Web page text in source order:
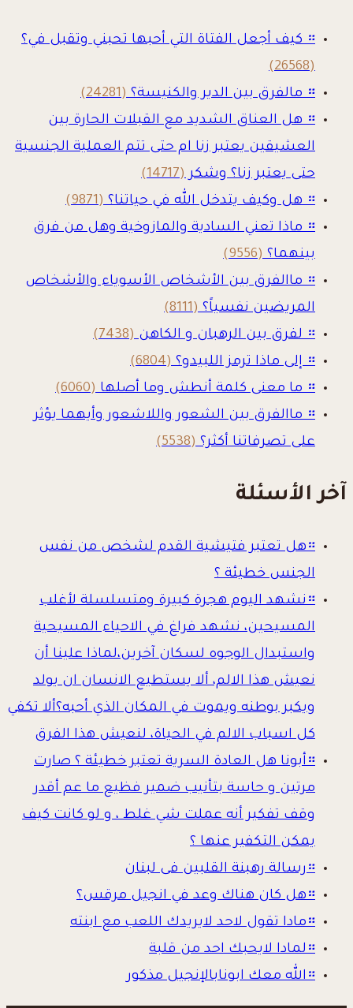
። كيف أجعل الفتاة التي أحبها تحبني وتقبل في؟
(26568)
። مالفرق بين الدير والكنيسة؟(24281)
። هل العناق الشديد مع القبلات الحارة بين
العشيقين يعتبر زنا ام حتى تتم العملية الجنسية
حتى يعتبر زنا؟ وشكر(14717)
። هل وكيف يتدخل الله في حياتنا؟(9871)
። ماذا تعني السادية والمازوخية وهل من فرق
بينهما؟(9556)
። ماالفرق بين الأشخاص الأسوياء والأشخاص
المريضين نفسياً؟(8111)
። لفرق بين الرهبان و الكاهن(7438)
። إلى ماذا ترمز اللبيدو؟(6804)
። ما معنى كلمة أنطش وما أصلها(6060)
። ماالفرق بين الشعور واللاشعور وأيهما يؤثر
على تصرفاتنا أكثر؟(5538)
آخر الأسئلة
።هل تعتبر فتيشية القدم لشخص من نفس
الجنس خطيئة ؟
።نشهد اليوم هجرة كبيرة ومتسلسلة لأغلب
المسيحين، نشهد فراغ في الاحياء المسيحية
واستبدال الوجوه لسكان آخرين،لماذا علينا أن
نعيش هذا الالم، ألا يستطيع الانسان ان يولد
ويكبر بوطنه ويموت في المكان الذي أحبه؟ألا تكفي
كل اسباب الالم في الحياة، لنعيش هذا الفرق
።أبونا هل العادة السرية تعتبر خطيئة ؟ صارت
مرتين و حاسة بتأنيب ضمير فظيع ما عم أقدر
وقف تفكير أنه عملت شي غلط ، و لو كانت كيف
يمكن التكفير عنها ؟
።رسالة رهبنة القلبين فى لبنان
።هل كان هناك وعد في انجيل مرقس؟
።مادا تقول لاحد لايريدك اللعب مع ابنته
።لمادا لايحبك احد من قلبة
።الله معك ابونابالإنجيل مذكور